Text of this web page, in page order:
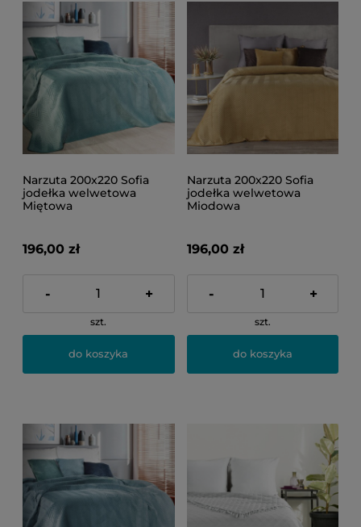
Narzuta 200x220 Sofia
jodełka welwetowa
Miętowa
196,00 zł
- +
szt.
do koszyka
Narzuta 200x220 Sofia
jodełka welwetowa
Miodowa
196,00 zł
- +
szt.
do koszyka